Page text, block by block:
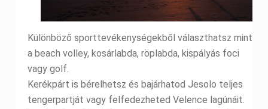
Különböző sporttevékenységekből választhatsz mint
a beach volley, kosárlabda, röplabda, kispályás foci
vagy golf.
Kerékpárt is bérelhetsz és bajárhatod Jesolo teljes
tengerpartját vagy felfedezheted Velence lagúnáit.